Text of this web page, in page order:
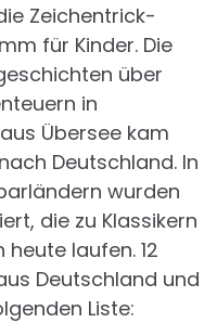
Zeichentrick-
für Kinder. Die
über
in
Übersee kam
Deutschland. In
wurden
die zu Klassikern
laufen. 12
Deutschland und
Liste: